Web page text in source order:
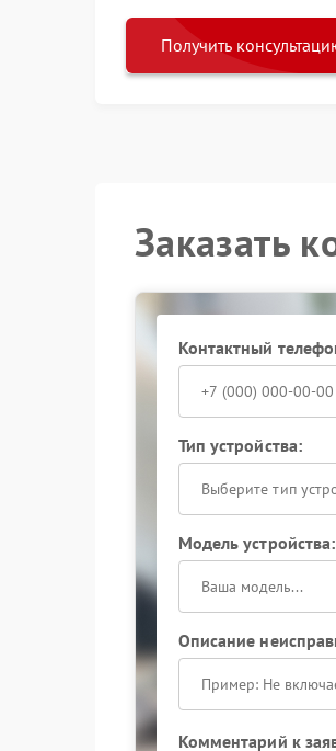
Получить
Заказать
Контактный
Тип устройства:
Выберите тип
Модель устройства:
Описание
Комментарий к